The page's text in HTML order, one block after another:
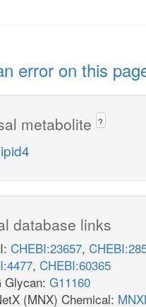
error on this
metabolite ?
database links
CHEBI:23657,
, CHEBI:60365
Glycan: G11160
(MNX) Chemical: